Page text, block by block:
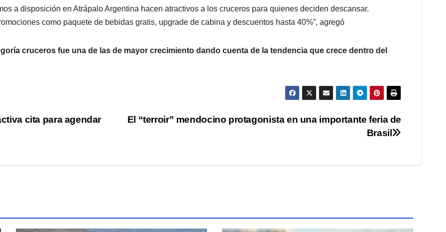
a disposición en Atrápalo Argentina hacen atractivos a los cruceros para quienes deciden descansar.
como paquete de bebidas gratis, upgrade de cabina y descuentos hasta 40%”, agregó
cruceros fue una de las de mayor crecimiento dando cuenta de la tendencia que crece dentro del
El “terroir” mendocino protagonista en una importante feria de
Brasil
cita para agendar